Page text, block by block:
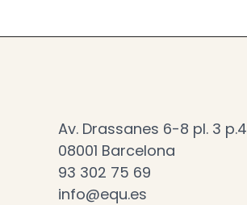
Av. Drassanes 6-8 pl. 3 p.4
08001 Barcelona
93 302 75 69
info@equ.es